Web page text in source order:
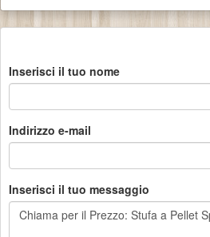
Inserisci il tuo nome
Indirizzo e-mail
Inserisci il tuo messaggio